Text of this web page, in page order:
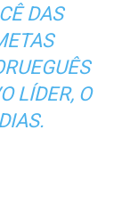
DAS
LÍDER, O